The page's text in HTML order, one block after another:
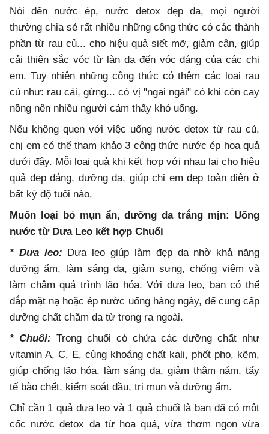
Nói đến nước ép, nước detox đẹp da, mọi người
thường chia sẻ rất nhiều những công thức có các thành
phần từ rau củ... cho hiệu quả siết mỡ, giảm cân, giúp
cải thiện sắc vóc từ làn da đến vóc dáng của các chị
em. Tuy nhiên những công thức có thêm các loại rau
củ như: rau cải, gừng... có vị "ngai ngái" có khi còn cay
nồng nên nhiều người cảm thấy khó uống.
Nếu không quen với việc uống nước detox từ rau củ,
chị em có thể tham khảo 3 công thức nước ép hoa quả
dưới đây. Mỗi loại quả khi kết hợp với nhau lại cho hiệu
quả đẹp dáng, dưỡng da, giúp chị em đẹp toàn diện ở
bất kỳ độ tuổi nào.
Muốn loại bỏ mụn ẩn, dưỡng da trắng mịn: Uống
nước từ Dưa Leo kết hợp Chuối
* Dưa leo: Dưa leo giúp làm đẹp da nhờ khả năng
dưỡng ẩm, làm sáng da, giảm sưng, chống viêm và
làm chậm quá trình lão hóa. Với dưa leo, bạn có thể
đắp mặt nạ hoặc ép nước uống hàng ngày, để cung cấp
dưỡng chất chăm da từ trong ra ngoài.
* Chuối: Trong chuối có chứa các dưỡng chất như
vitamin A, C, E, cùng khoáng chất kali, phốt pho, kẽm,
giúp chống lão hóa, làm sáng da, giảm thâm nám, tẩy
tế bào chết, kiểm soát dầu, trị mụn và dưỡng ẩm.
Chỉ cần 1 quả dưa leo và 1 quả chuối là bạn đã có một
cốc nước detox da từ hoa quả, vừa thơm ngon vừa